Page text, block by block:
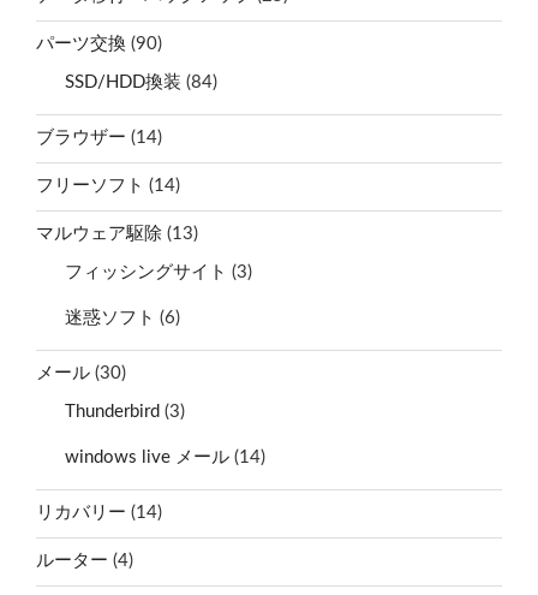
パーツ交換 (90)
SSD/HDD換装 (84)
ブラウザー (14)
フリーソフト (14)
マルウェア駆除 (13)
フィッシングサイト (3)
迷惑ソフト (6)
メール (30)
Thunderbird (3)
windows live メール (14)
リカバリー (14)
ルーター (4)